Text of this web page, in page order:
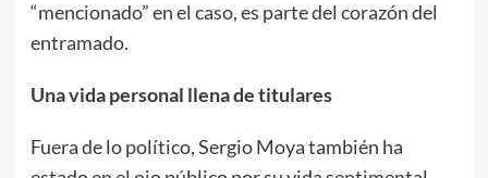
“mencionado” en el caso, es parte del corazón del
entramado.
Una vida personal llena de titulares
Fuera de lo político, Sergio Moya también ha